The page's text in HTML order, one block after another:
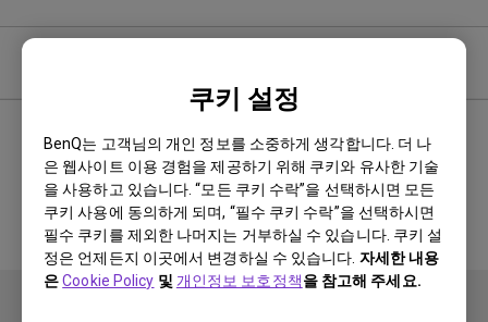
쿠키 설정
BenQ는 고객님의 개인 정보를 소중하게 생각합니다. 더 나
은 웹사이트 이용 경험을 제공하기 위해 쿠키와 유사한 기술
을 사용하고 있습니다. “모든 쿠키 수락”을 선택하시면 모든
쿠키 사용에 동의하게 되며, “필수 쿠키 수락”을 선택하시면
필수 쿠키를 제외한 나머지는 거부하실 수 있습니다. 쿠키 설
정은 언제든지 이곳에서 변경하실 수 있습니다. 자세한 내용
은Cookie Policy 및 개인정보 보호정책을 참고해 주세요.
관련 소프트웨어 및 드라이버 없음